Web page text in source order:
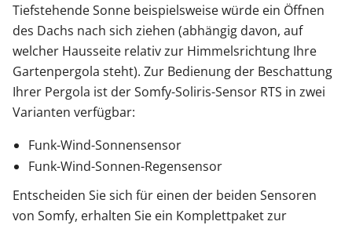
Tiefstehende Sonne beispielsweise würde ein Öffnen
des Dachs nach sich ziehen (abhängig davon, auf
welcher Hausseite relativ zur Himmelsrichtung Ihre
Gartenpergola steht). Zur Bedienung der Beschattung
Ihrer Pergola ist der Somfy-Soliris-Sensor RTS in zwei
Varianten verfügbar:
Funk-Wind-Sonnensensor
Funk-Wind-Sonnen-Regensensor
Entscheiden Sie sich für einen der beiden Sensoren
von Somfy, erhalten Sie ein Komplettpaket zur